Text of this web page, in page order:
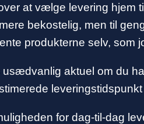
at vælge levering hjem
bekostelig, men til
produkterne selv,
aktuel om du
for dag-til-dag